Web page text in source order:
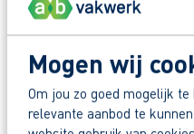
Mogen wij
Om jou zo goed mogelijk
relevante aanbod te
elkaar en vieren
Zo maak je werk
Reageer nu op deze